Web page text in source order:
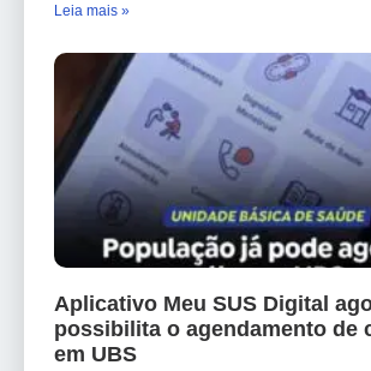
Leia mais »
Aplicativo Meu SUS Digital
possibilita o agendamento de
em UBS